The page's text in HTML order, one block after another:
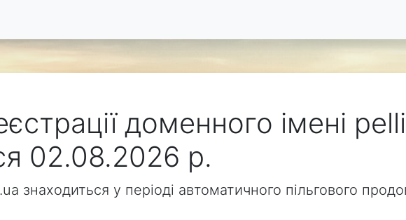
доменного імені
02.08.2026 р.
знаходиться у періоді автоматичного пільгового